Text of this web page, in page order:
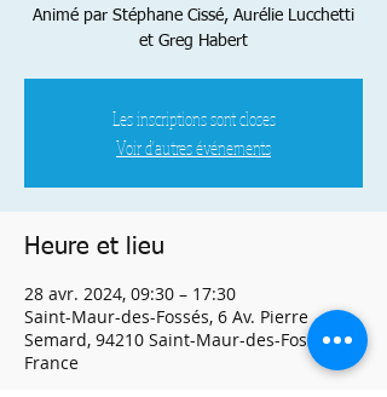
Animé par Stéphane Cissé, Aurélie Lucchetti
et Greg Habert
Les inscriptions sont closes
Voir d'autres événements
Heure et lieu
28 avr. 2024, 09:30 – 17:30
Saint-Maur-des-Fossés, 6 Av. Pierre
Semard, 94210 Saint-Maur-des-Fossés,
France